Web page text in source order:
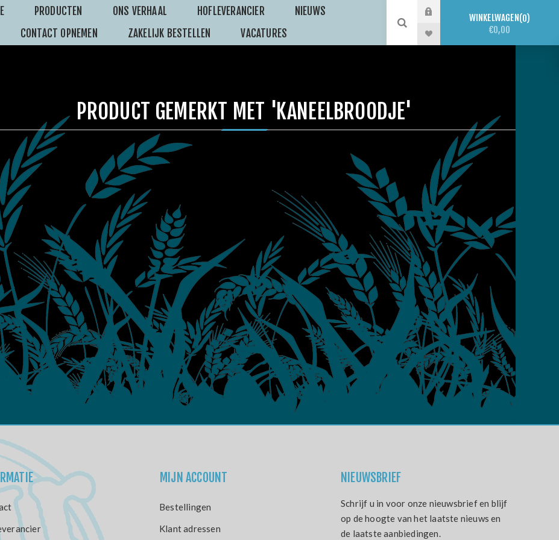
PRODUCTEN ONS VERHAAL HOFLEVERANCIER
NIEUWS
CONTACT OPNEMEN
ZAKELIJK BESTELLEN VACATURES
WINKELWAGEN 0
€0,00
PRODUCT GEMERKT MET 'KANEELBROODJE'
MIJN ACCOUNT
Bestellingen
Klant adressen
NIEUWSBRIEF
Schrijf u in voor onze nieuwsbrief en blijf
op de hoogte van het laatste nieuws en
de laatste aanbiedingen.